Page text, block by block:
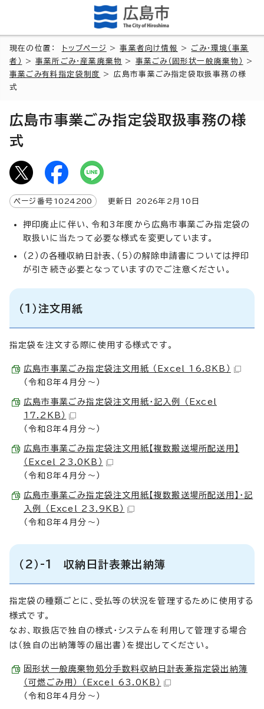
現在の位置： トップページ >事業者向け情報 > ごみ・環境（事業
者）
>事業所ごみ・産業廃棄物 > 事業ごみ（固形状一般廃棄物）
>
事業ごみ有料指定袋制度
> 広島市事業ごみ指定袋取扱事務の様
式
広島市事業ごみ指定袋取扱事務の様
式
ページ番号 1024200 更新日 2026年2月 10 日
押印廃止に伴い、令和3年度から広島市事業ごみ指定袋の
取扱いに当たって必要な様式を変更しています。
（2）の各種収納日計表、（5）の解除申請書については押印
が引き続き必要となっていますのでご注意ください。
（1）注文用紙
指定袋を注文する際に使用する様式です。
広島市事業ごみ指定袋注文用紙 （Excel 16.8KB）
（令和8年4月分～）
広島市事業ごみ指定袋注文用紙・記入例 （Excel
17.2KB）
（令和8年4月分～）
広島市事業ごみ指定袋注文用紙【複数搬送場所配送用】
（Excel 23.0KB）
（令和8年4月分～）
広島市事業ごみ指定袋注文用紙【複数搬送場所配送用】・記
入例 （Excel 23.9KB）
（令和8年4月分～）
（2）-1 収納日計表兼出納簿
指定袋の種類ごとに、受払等の状況を管理するために使用する
様式です。
なお、取扱店で独自の様式・システムを利用して管理する場合
は（独自の出納簿等の届出書）を提出してください。
固形状一般廃棄物処分手数料収納日計表兼指定袋出納簿
（可燃ごみ用） （Excel 63.0KB）
（令和8年4月分～）